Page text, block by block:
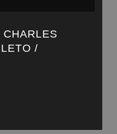
/